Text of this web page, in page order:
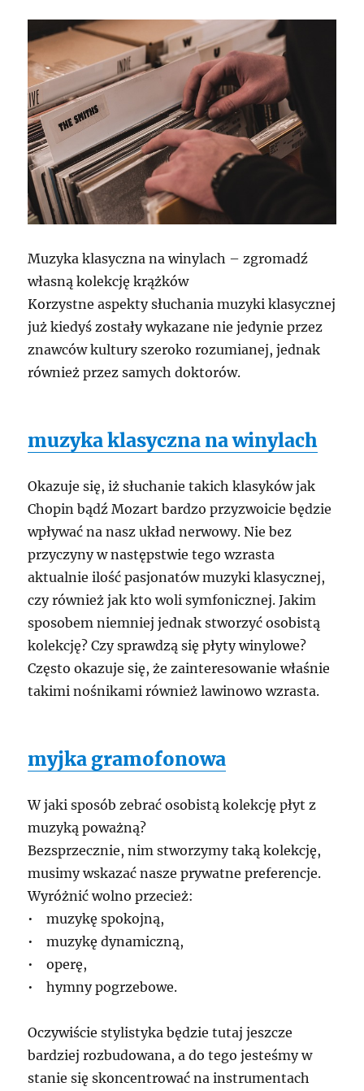
Muzyka klasyczna na winylach – zgromadź
własną kolekcję krążków
Korzystne aspekty słuchania muzyki klasycznej
już kiedyś zostały wykazane nie jedynie przez
znawców kultury szeroko rozumianej, jednak
również przez samych doktorów.
muzyka klasyczna na winylach
Okazuje się, iż słuchanie takich klasyków jak
Chopin bądź Mozart bardzo przyzwoicie będzie
wpływać na nasz układ nerwowy. Nie bez
przyczyny w następstwie tego wzrasta
aktualnie ilość pasjonatów muzyki klasycznej,
czy również jak kto woli symfonicznej. Jakim
sposobem niemniej jednak stworzyć osobistą
kolekcję? Czy sprawdzą się płyty winylowe?
Często okazuje się, że zainteresowanie właśnie
takimi nośnikami również lawinowo wzrasta.
myjka gramofonowa
W jaki sposób zebrać osobistą kolekcję płyt z
muzyką poważną?
Bezsprzecznie, nim stworzymy taką kolekcję,
musimy wskazać nasze prywatne preferencje.
Wyróżnić wolno przecież:
• muzykę spokojną,
• muzykę dynamiczną,
• operę,
• hymny pogrzebowe.
Oczywiście stylistyka będzie tutaj jeszcze
bardziej rozbudowana, a do tego jesteśmy w
stanie się skoncentrować na instrumentach